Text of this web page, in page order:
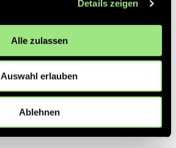
Details zeigen
Alle zulassen
Auswahl erlauben
Ablehnen